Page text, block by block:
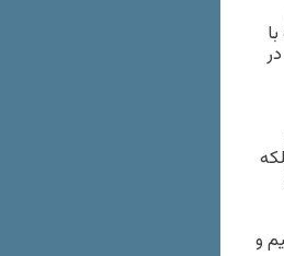
و